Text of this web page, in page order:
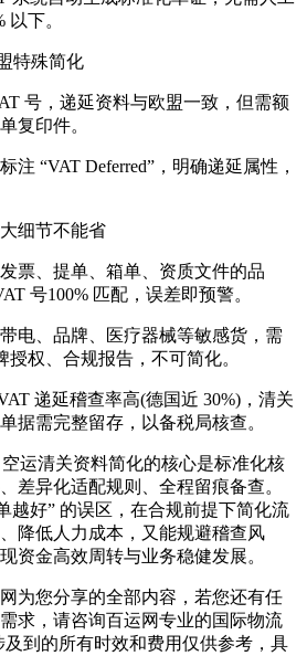
下。
特殊简化
号，递延资料与欧盟一致，但需额
复印件。
“VAT Deferred”，明确递延属性，
细节不能省
、提单、箱单、资质文件的品
号100% 匹配，误差即预警。
、品牌、医疗器械等敏感货，需
权、合规报告，不可简化。
递延稽查率高(德国近 30%)，清关
据需完整留存，以备税局核查。
清关资料简化的核心是标准化核
差异化适配规则、全程留痕备查。
越好” 的误区，在合规前提下简化流
降低人力成本，又能规避稽查风
资金高效周转与业务稳健发展。
您分享的全部内容，若您还有任
求，请咨询百运网专业的国际物流
到的所有时效和费用仅供参考，具